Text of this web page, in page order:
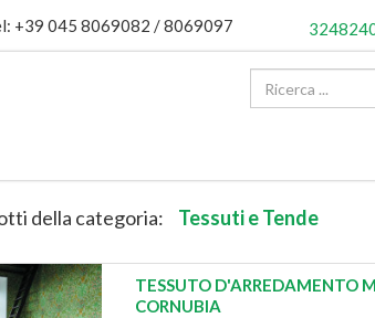
+39 045 8069082 / 8069097
della categoria: Tessuti e Tende
TESSUTO D'ARREDAMENTO
CORNUBIA